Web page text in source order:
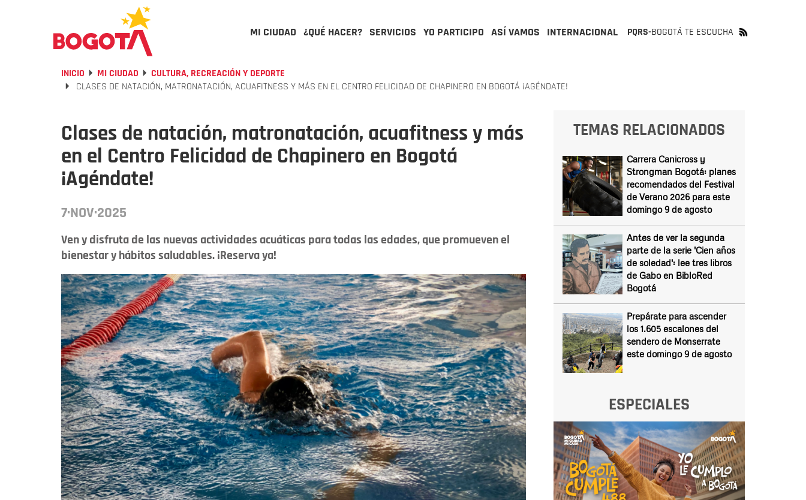
MI CIUDAD ¿QUÉ HACER? SERVICIOS YO PARTICIPO ASÍ VAMOS INTERNACIONAL PQRS-BOGOTÁ TE ESCUCHA
INICIO MI CIUDAD
CULTURA, RECREACIÓN Y DEPORTE
CLASES DE NATACIÓN, MATRONATACIÓN, ACUAFITNESS Y MÁS EN EL CENTRO FELICIDAD DE CHAPINERO EN BOGOTÁ ¡AGÉNDATE!
Clases de natación, matronatación, acuafitness y más
en el Centro Felicidad de Chapinero en Bogotá
¡Agéndate!
7·NOV·2025
Ven y disfruta de las nuevas actividades acuáticas para todas las edades, que promueven el
bienestar y hábitos saludables. ¡Reserva ya!
TEMAS RELACIONADOS
Carrera Canicross y
Strongman Bogotá: planes
recomendados del Festival
de Verano 2026 para este
domingo 9 de agosto
Antes de ver la segunda
parte de la serie 'Cien años
de soledad': lee tres libros
de Gabo en BibloRed
Bogotá
Prepárate para ascender
los 1.605 escalones del
sendero de Monserrate
este domingo 9 de agosto
ESPECIALES